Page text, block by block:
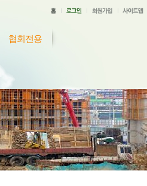
협회전용